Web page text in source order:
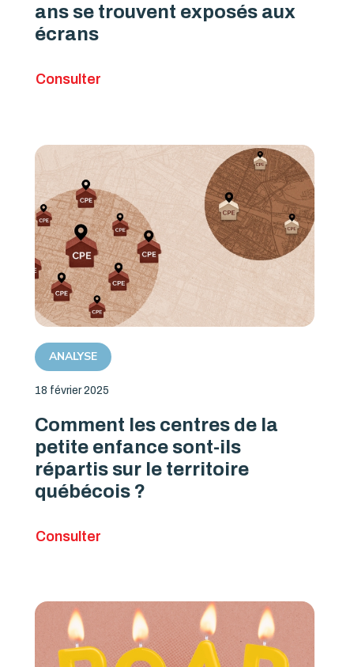
ans se trouvent exposés aux
écrans
Consulter
ANALYSE
18 février 2025
Comment les centres de la
petite enfance sont-ils
répartis sur le territoire
québécois ?
Consulter